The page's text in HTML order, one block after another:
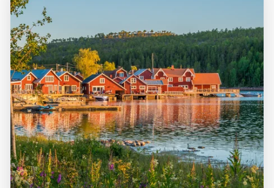
hervorragende Gelegenheit, die schwedische Landschaft
zu erkunden, die Geschichte des Kanals zu entdecken
und die herzliche Gastfreundschaft der Einheimischen zu
erleben.
Lage des Göta-Kanals inmitten der schwedischen Natur
und Kultur macht ihn zu einem idealen Ziel für Reisende,
die sowohl die Schönheit der Landschaft als auch die
historische Bedeutung dieser einzigartigen Wasserstraße
entdecken möchten. Die Kombination aus der
beeindruckenden Ingenieurskunst, der malerischen
Umgebung und den vielfältigen Freizeitmöglichkeiten
macht den Göta-Kanal zu einem bereichernden Erlebnis
für alle, die die Faszination dieser einzigartigen
schwedischen Attraktion erleben möchten.